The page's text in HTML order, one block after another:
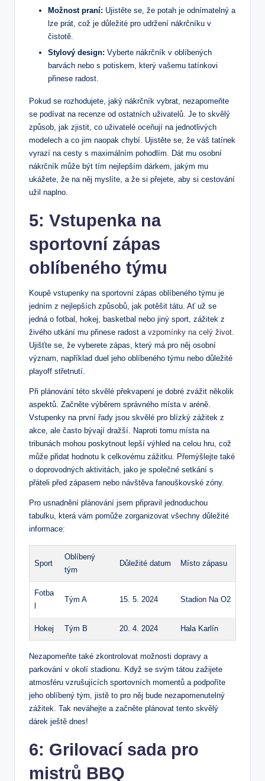
Možnost ‌praní: Ujistěte se, že potah je odnímatelný ‌a
lze⁤ prát, což je důležité pro udržení nákrčníku v⁤
čistotě.
Stylový design: Vyberte nákrčník v‌ oblíbených
barvách nebo⁤ s potiskem, který vašemu tatínkovi‍
přinese radost.
Pokud ‍se rozhodujete, jaký nákrčník vybrat,​ nezapomeňte
se podívat na ⁣recenze ​od ostatních uživatelů. Je to​ skvělý
způsob, jak zjistit, co⁣ uživatelé oceňují na jednotlivých
modelech a co jim​ naopak‍ chybí. Ujistěte se, že váš⁣ tatínek
vyrazí‌ na cesty s maximálním pohodlím. Dát mu osobní​
nákrčník​ může být tím nejlepším‌ dárkem, jakým mu
ukážete, že na ⁣něj myslíte, a že si přejete, aby‍ si cestování
užil naplno.
5: Vstupenka na
‍sportovní zápas
oblíbeného týmu
Koupě‌ vstupenky​ na sportovní zápas ‌oblíbeného ⁤týmu je
jedním z nejlepších ‌způsobů, ‍jak potěšit ⁢tátu. Ať už se
jedná o fotbal, hokej,⁢ basketbal nebo jiný sport, zážitek z
⁣živého utkání mu přinese radost a vzpomínky na celý život.
Ujišťte se, že vyberete zápas, který má pro něj ⁢osobní
význam,​ například​ duel ​jeho oblíbeného týmu nebo důležité
playoff střetnutí.
Při plánování ‍této skvělé‍ překvapení je⁣ dobré⁢ zvážit několik⁤
aspektů. Začněte výběrem správného místa v aréně.
Vstupenky na první řady jsou skvělé‌ pro blízký zážitek z
akce, ale často bývají dražší.⁣ Naproti tomu místa na
tribunách​ mohou poskytnout lepší výhled‌ na celou hru, což
může⁢ přidat hodnotu k celkovému zážitku. Přemýšlejte také
o doprovodných ⁢aktivitách, jako je společné setkání s ​
přáteli⁣ před zápasem nebo ‌návštěva ​fanouškovské⁣ zóny.
Pro usnadnění ​plánování ⁤jsem ⁢připravil‍ jednoduchou
tabulku, která vám pomůže zorganizovat ‌všechny ⁢důležité‍
informace:
Sport
Oblíbený
tým
Důležité ⁢datum Místo zápasu
Fotba
Tým A 15. 5. 2024 Stadion Na O2
Hokej Tým B 20. 4. 2024 Hala Karlín
Nezapomeňte také zkontrolovat možnosti dopravy‍ a
parkování⁣ v ‍okolí stadionu.⁤ Když ​se svým tátou zažijete
atmosféru vzrušujících​ sportovních⁣ momentů ⁢a podpoříte
jeho⁤ oblíbený⁢ tým,⁢ jistě to pro něj bude nezapomenutelný
zážitek. Tak neváhejte a ⁢začněte plánovat⁤ tento skvělý
dárek ještě dnes!
6: Grilovací sada pro
mistrů BBQ